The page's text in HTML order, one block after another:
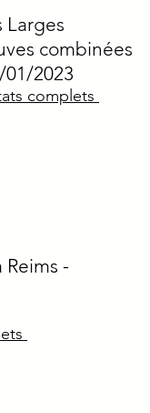
Larges
combinées
2023
complets
-